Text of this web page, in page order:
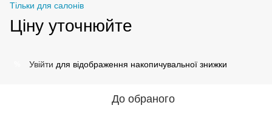
Тільки для салонів
Ціну уточнюйте
Увійти для відображення накопичувальної знижки
До обраного